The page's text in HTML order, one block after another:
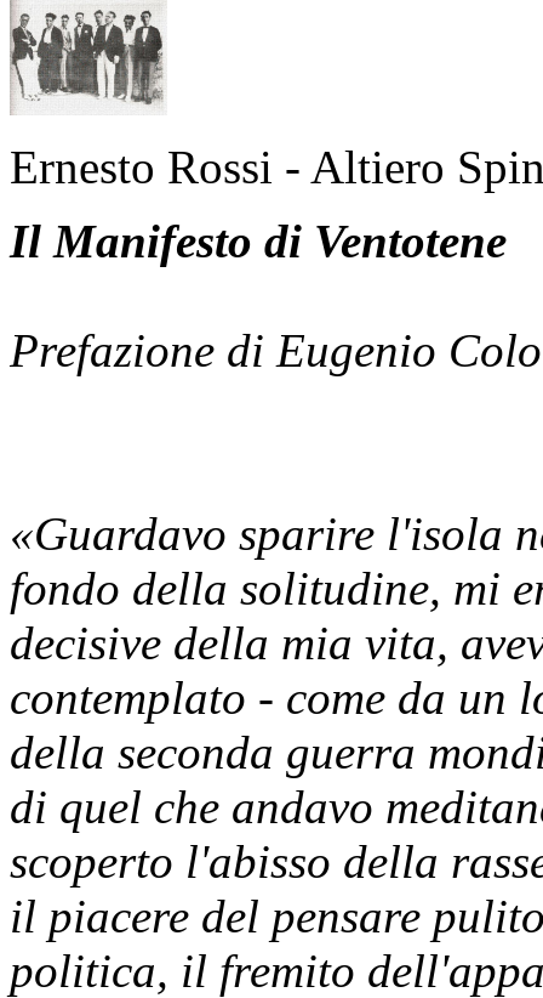
Ernesto Rossi - Altiero
Il Manifesto di Ventotene
Prefazione di Eugenio
«Guardavo sparire l'isola
fondo della solitudine, mi
decisive della mia vita,
contemplato - come da un
della seconda guerra
di quel che andavo
scoperto l'abisso della
il piacere del pensare
politica, il fremito